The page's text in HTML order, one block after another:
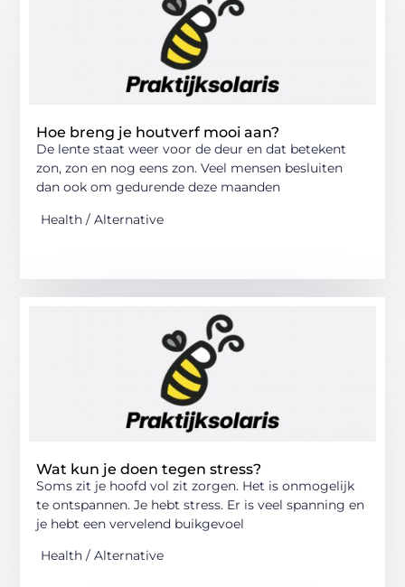
Hoe breng je houtverf mooi aan?
De lente staat weer voor de deur en dat betekent
zon, zon en nog eens zon. Veel mensen besluiten
dan ook om gedurende deze maanden
Health / Alternative
Wat kun je doen tegen stress?
Soms zit je hoofd vol zit zorgen. Het is onmogelijk
te ontspannen. Je hebt stress. Er is veel spanning en
je hebt een vervelend buikgevoel
Health / Alternative